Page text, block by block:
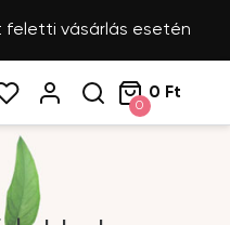
feletti vásárlás esetén
0
0 Ft